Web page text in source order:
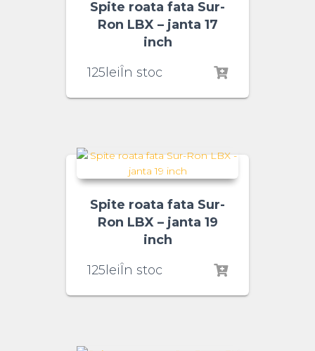
Spite roata fata Sur-
Ron LBX – janta 17
inch
125 leiÎn stoc
Spite roata fata Sur-
Ron LBX – janta 19
inch
125 leiÎn stoc